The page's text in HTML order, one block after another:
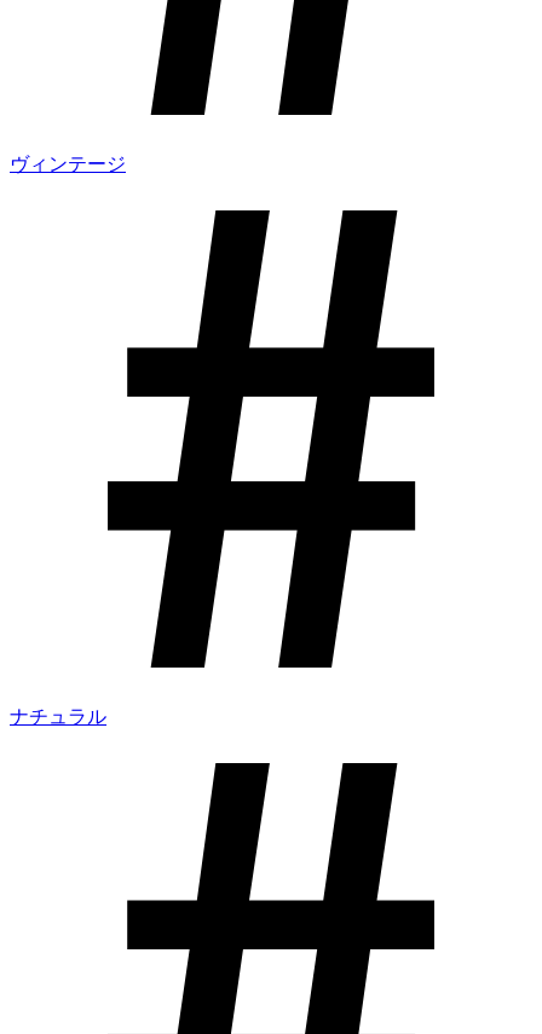
ヴィンテージ
ナチュラル